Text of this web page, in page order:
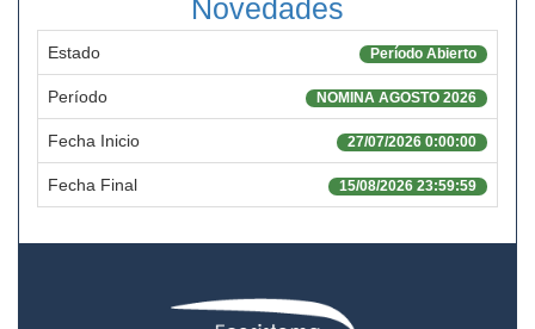
Novedades
Estado Período Abierto
Período NOMINA AGOSTO 2026
Fecha Inicio 27/07/2026 0:00:00
Fecha Final 15/08/2026 23:59:59